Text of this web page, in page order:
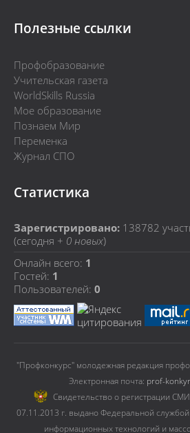
Полезные ссылки
Профобразование
Учительская газета
WorldSkills Russia
Мое образование
Познаем Мир
Переменка
Журнал СПО
Статистика
Зарегистрировано: 138782
(сегодня + 0 новых)
Онлайн всего: 1
Гостей: 1
Пользователей: 0
"Профконкурс" молодежная редакция
Электронная почта: prof-
Cвидетельство о регистрации
07.11.2013 г. выдано Федеральной службой
информационных технологий и